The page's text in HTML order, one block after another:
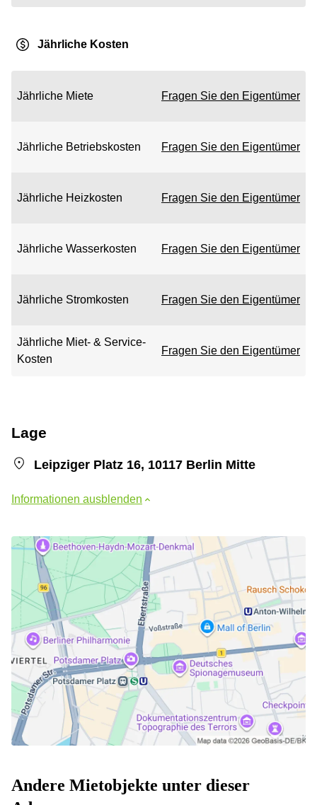
Jährliche Kosten
Jährliche Miete Fragen Sie den Eigentümer
Jährliche Betriebskosten Fragen Sie den Eigentümer
Jährliche Heizkosten Fragen Sie den Eigentümer
Jährliche Wasserkosten Fragen Sie den Eigentümer
Jährliche Stromkosten Fragen Sie den Eigentümer
Jährliche Miet- & Service-
Kosten
Fragen Sie den Eigentümer
Lage
Leipziger Platz 16, 10117 Berlin Mitte
Informationen ausblenden
Andere Mietobjekte unter dieser